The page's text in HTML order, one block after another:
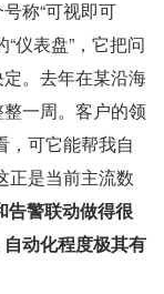
称“可视即可
仪表盘”，它把问
。去年在某沿海
一周。客户的领
，可它能帮我自
正是当前主流数
告警联动做得很
动化程度极其有